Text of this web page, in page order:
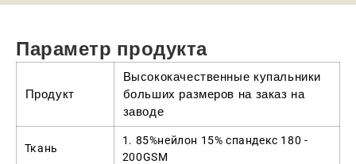
Параметр продукта
Продукт
Высококачественные купальники
больших размеров на заказ на
заводе
Ткань
1. 85%нейлон 15% спандекс 180 -
200GSM